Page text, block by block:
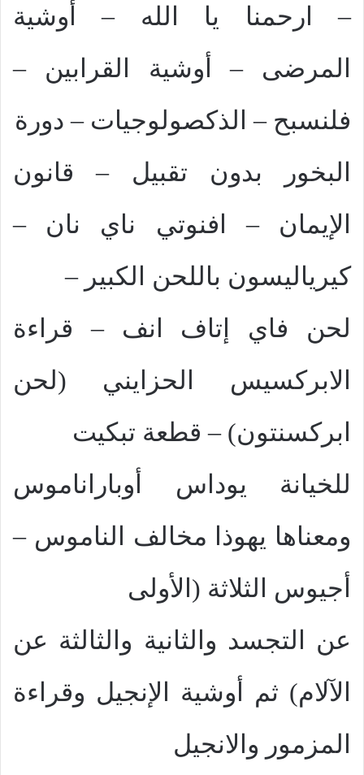
– ارحمنا يا الله – أوشية
المرضى – أوشية القرابين –
فلنسبح – الذكصولوجيات – دورة
البخور بدون تقبيل – قانون
الإيمان – افنوتي ناي نان –
كيرياليسون باللحن الكبير –
لحن فاي إتاف انف – قراءة
الابركسيس الحزايني (لحن
ابركسنتون) – قطعة تبكيت
للخيانة يوداس أوباراناموس
ومعناها يهوذا مخالف الناموس –
أجيوس الثلاثة (الأولى
عن التجسد والثانية والثالثة عن
الآلام) ثم أوشية الإنجيل وقراءة
المزمور والانجيل